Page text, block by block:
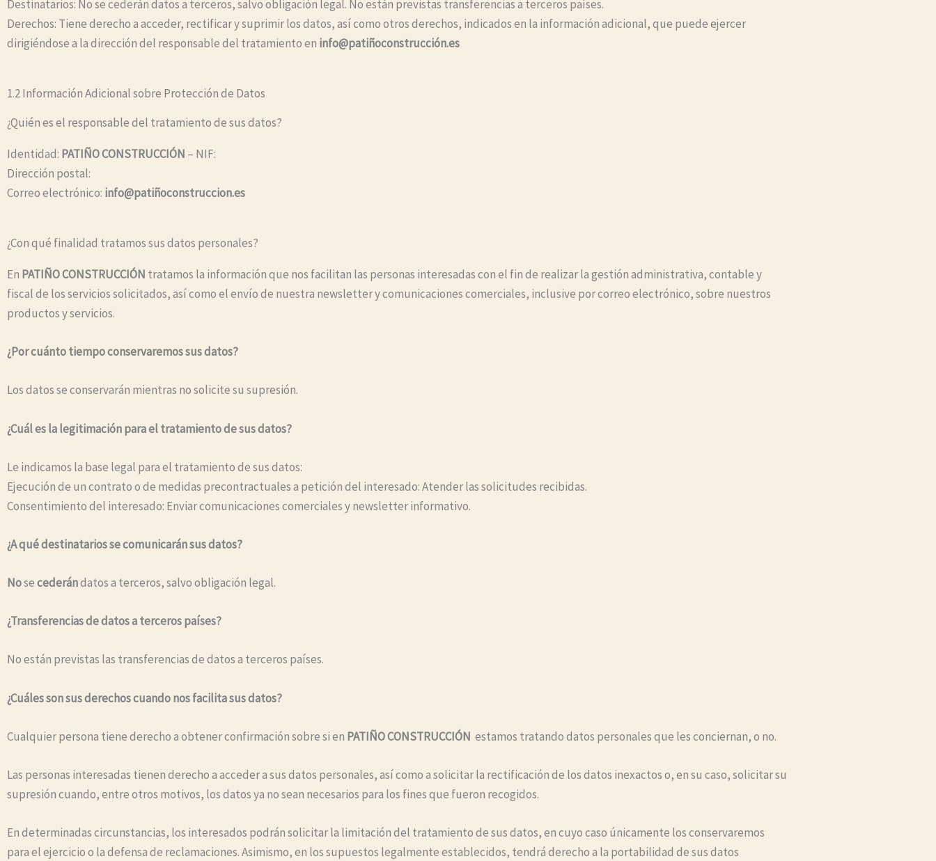
Destinatarios: No se cederán datos a terceros, salvo obligación legal. No están previstas transferencias a terceros países.
Derechos: Tiene derecho a acceder, rectificar y suprimir los datos, así como otros derechos, indicados en la información adicional, que puede ejercer
dirigiéndose a la dirección del responsable del tratamiento en info@patiñoconstrucción.es
1.2 Información Adicional sobre Protección de Datos
¿Quién es el responsable del tratamiento de sus datos?
Identidad: PATIÑO CONSTRUCCIÓN – NIF:
Dirección postal:
Correo electrónico: info@patiñoconstruccion.es
¿Con qué finalidad tratamos sus datos personales?
En PATIÑO CONSTRUCCIÓN tratamos la información que nos facilitan las personas interesadas con el fin de realizar la gestión administrativa, contable y
fiscal de los servicios solicitados, así como el envío de nuestra newsletter y comunicaciones comerciales, inclusive por correo electrónico, sobre nuestros
productos y servicios.
¿Por cuánto tiempo conservaremos sus datos?
Los datos se conservarán mientras no solicite su supresión.
¿Cuál es la legitimación para el tratamiento de sus datos?
Le indicamos la base legal para el tratamiento de sus datos:
Ejecución de un contrato o de medidas precontractuales a petición del interesado: Atender las solicitudes recibidas.
Consentimiento del interesado: Enviar comunicaciones comerciales y newsletter informativo.
¿A qué destinatarios se comunicarán sus datos?
Nosecederándatos a terceros, salvo obligación legal.
¿Transferencias de datos a terceros países?
No están previstas las transferencias de datos a terceros países.
¿Cuáles son sus derechos cuando nos facilita sus datos?
Cualquier persona tiene derecho a obtener confirmación sobre si en PATIÑO CONSTRUCCIÓN estamos tratando datos personales que les conciernan, o no.
Las personas interesadas tienen derecho a acceder a sus datos personales, así como a solicitar la rectificación de los datos inexactos o, en su caso, solicitar su
supresión cuando, entre otros motivos, los datos ya no sean necesarios para los fines que fueron recogidos.
En determinadas circunstancias, los interesados podrán solicitar la limitación del tratamiento de sus datos, en cuyo caso únicamente los conservaremos
para el ejercicio o la defensa de reclamaciones. Asimismo, en los supuestos legalmente establecidos, tendrá derecho a la portabilidad de sus datos